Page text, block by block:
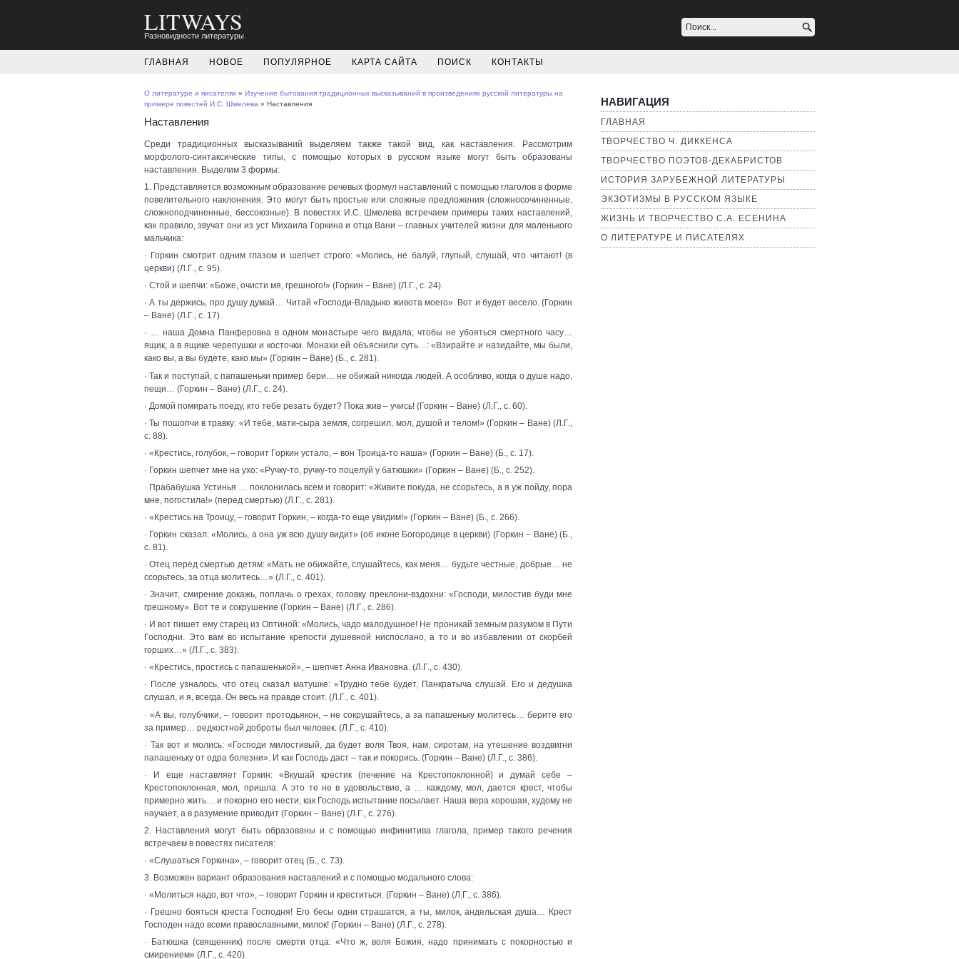
LITWAYS
Разновидности литературы
ГЛАВНАЯ НОВОЕ ПОПУЛЯРНОЕ КАРТА САЙТА ПОИСК КОНТАКТЫ
НАВИГАЦИЯ
ГЛАВНАЯ
ТВОРЧЕСТВО Ч. ДИККЕНСА
ТВОРЧЕСТВО ПОЭТОВ-ДЕКАБРИСТОВ
ИСТОРИЯ ЗАРУБЕЖНОЙ ЛИТЕРАТУРЫ
ЭКЗОТИЗМЫ В РУССКОМ ЯЗЫКЕ
ЖИЗНЬ И ТВОРЧЕСТВО С.А. ЕСЕНИНА
О ЛИТЕРАТУРЕ И ПИСАТЕЛЯХ
О литературе и писателях » Изучение бытования традиционных высказываний в произведениях русской литературы на
примере повестей И.С. Шмелева » Наставления
Наставления
Среди традиционных высказываний выделяем также такой вид, как наставления. Рассмотрим
морфолого-синтаксические типы, с помощью которых в русском языке могут быть образованы
наставления. Выделим 3 формы:
1. Представляется возможным образование речевых формул наставлений с помощью глаголов в форме
повелительного наклонения. Это могут быть простые или сложные предложения (сложносочиненные,
сложноподчиненные, бессоюзные). В повестях И.С. Шмелева встречаем примеры таких наставлений,
как правило, звучат они из уст Михаила Горкина и отца Вани – главных учителей жизни для маленького
мальчика:
· Горкин смотрит одним глазом и шепчет строго: «Молись, не балуй, глупый, слушай, что читают! (в
церкви) (Л.Г., с. 95).
· Стой и шепчи: «Боже, очисти мя, грешного!» (Горкин – Ване) (Л.Г., с. 24).
· А ты держись, про душу думай… Читай «Господи-Владыко живота моего». Вот и будет весело. (Горкин
– Ване) (Л.Г., с. 17).
· … наша Домна Панферовна в одном монастыре чего видала; чтобы не убояться смертного часу…
ящик, а в ящике черепушки и косточки. Монахи ей объяснили суть…: «Взирайте и назидайте, мы были,
како вы, а вы будете, како мы» (Горкин – Ване) (Б., с. 281).
· Так и поступай, с папашеньки пример бери… не обижай никогда людей. А особливо, когда о душе надо,
пещи… (Горкин – Ване) (Л.Г., с. 24).
· Домой помирать поеду, кто тебе резать будет? Пока жив – учись! (Горкин – Ване) (Л.Г., с. 60).
· Ты пошопчи в травку: «И тебе, мати-сыра земля, согрешил, мол, душой и телом!» (Горкин – Ване) (Л.Г.,
с. 88).
· «Крестись, голубок, – говорит Горкин устало, – вон Троица-то наша» (Горкин – Ване) (Б., с. 17).
· Горкин шепчет мне на ухо: «Ручку-то, ручку-то поцелуй у батюшки» (Горкин – Ване) (Б., с. 252).
· Прабабушка Устинья … поклонилась всем и говорит: «Живите покуда, не ссорьтесь, а я уж пойду, пора
мне, погостила!» (перед смертью) (Л.Г., с. 281).
· «Крестись на Троицу, – говорит Горкин, – когда-то еще увидим!» (Горкин – Ване) (Б., с. 266).
· Горкин сказал: «Молись, а она уж всю душу видит» (об иконе Богородице в церкви) (Горкин – Ване) (Б.,
с. 81).
· Отец перед смертью детям: «Мать не обижайте, слушайтесь, как меня… будьте честные, добрые… не
ссорьтесь, за отца молитесь…» (Л.Г., с. 401).
· Значит, смирение докажь, поплачь о грехах, головку преклони-вздохни: «Господи, милостив буди мне
грешному». Вот те и сокрушение (Горкин – Ване) (Л.Г., с. 286).
· И вот пишет ему старец из Оптиной: «Молись, чадо малодушное! Не проникай земным разумом в Пути
Господни. Это вам во испытание крепости душевной ниспослано, а то и во избавлении от скорбей
горших…» (Л.Г., с. 383).
· «Крестись, простись с папашенькой», – шепчет Анна Ивановна. (Л.Г., с. 430).
· После узналось, что отец сказал матушке: «Трудно тебе будет, Панкратыча слушай. Его и дедушка
слушал, и я, всегда. Он весь на правде стоит. (Л.Г., с. 401).
· «А вы, голубчики, – говорит протодьякон, – не сокрушайтесь, а за папашеньку молитесь… берите его
за пример… редкостной доброты был человек. (Л.Г., с. 410).
· Так вот и молись: «Господи милостивый, да будет воля Твоя, нам, сиротам, на утешение воздвигни
папашеньку от одра болезни». И как Господь даст – так и покорись. (Горкин – Ване) (Л.Г., с. 386).
· И еще наставляет Горкин: «Вкушай крестик (печение на Крестопоклонной) и думай себе –
Крестопоклонная, мол, пришла. А это те не в удовольствие, а … каждому, мол, дается крест, чтобы
примерно жить… и покорно его нести, как Господь испытание посылает. Наша вера хорошая, худому не
научает, а в разумение приводит (Горкин – Ване) (Л.Г., с. 276).
2. Наставления могут быть образованы и с помощью инфинитива глагола, пример такого речения
встречаем в повестях писателя:
· «Слушаться Горкина», – говорит отец (Б., с. 73).
3. Возможен вариант образования наставлений и с помощью модального слова:
· «Молиться надо, вот что», – говорит Горкин и креститься. (Горкин – Ване) (Л.Г., с. 386).
· Грешно бояться креста Господня! Его бесы одни страшатся, а ты, милок, андельская душа… Крест
Господен надо всеми православными, милок! (Горкин – Ване) (Л.Г., с. 278).
· Батюшка (священник) после смерти отца: «Что ж, воля Божия, надо принимать с покорностью и
смирением» (Л.Г., с. 420).